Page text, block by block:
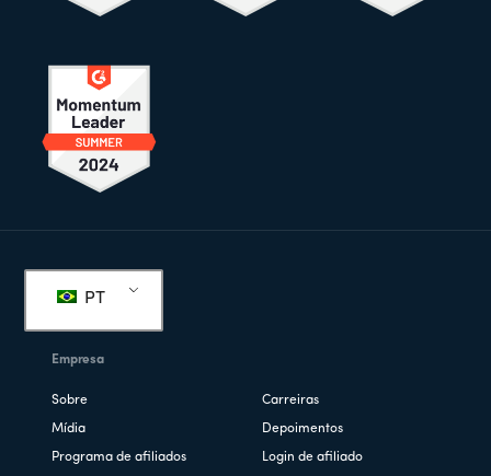
PT
Empresa
Sobre Carreiras
Mídia Depoimentos
Programa de afiliados Login de afiliado